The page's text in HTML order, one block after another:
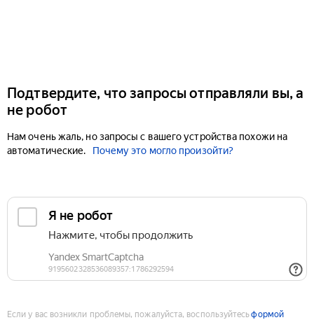
Подтвердите, что запросы отправляли вы, а
не робот
Нам очень жаль, но запросы с вашего устройства похожи на
автоматические.
Почему это могло произойти?
Если у вас возникли проблемы, пожалуйста, воспользуйтесьформой